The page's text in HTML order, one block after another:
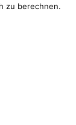
zu berechnen.